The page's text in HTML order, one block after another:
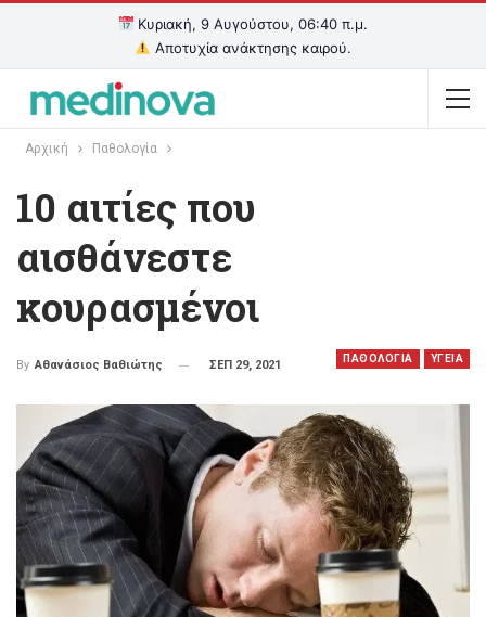
Κυριακή, 9 Αυγούστου, 06:40 π.μ.
Αποτυχία ανάκτησης καιρού.
Αρχική Παθολογία
10 αιτίες που
αισθάνεστε
κουρασμένοι
ΠΑΘΟΛΟΓΙΑ ΥΓΕΙΑ
By Αθανάσιος Βαθιώτης ΣΕΠ 29, 2021